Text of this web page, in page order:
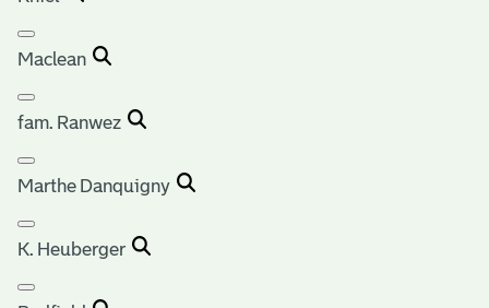
Maclean
fam. Ranwez
Marthe Danquigny
K. Heuberger